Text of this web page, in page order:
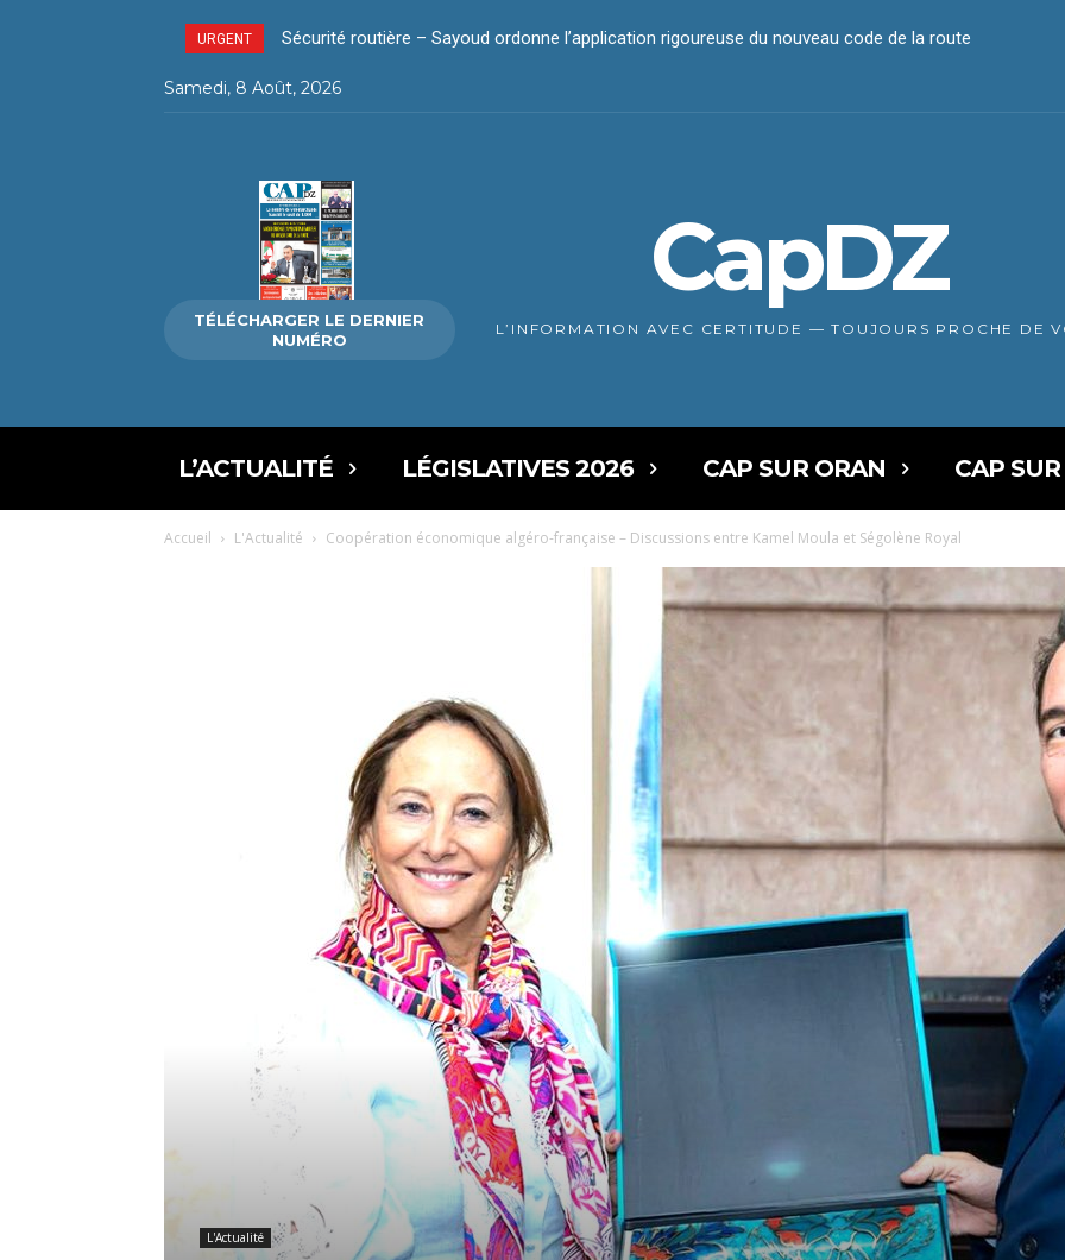
URGENT Sécurité routière – Sayoud ordonne l’application rigoureuse du nouveau code de la route
La révolution silencieuse du paiement électronique
Samedi, 8 Août, 2026
TÉLÉCHARGER LE DERNIER
NUMÉRO
CapDZ
L’INFORMATION AVEC CERTITUDE — TOUJOURS PROCHE DE
L’ACTUALITÉ LÉGISLATIVES 2026 CAP SUR ORAN CAP
Accueil L'Actualité Coopération économique algéro-française – Discussions entre Kamel Moula et Ségolène Royal
L'Actualité